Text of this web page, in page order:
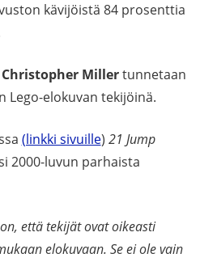
kävijöistä 84 prosenttia
Christopher Millertunnetaan
Lego-elokuvan tekijöinä.
(linkki sivuille) 21 Jump
2000-luvun parhaista
että tekijät ovat oikeasti
elokuvaan. Se ei ole vain